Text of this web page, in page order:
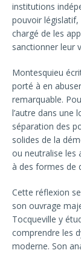
institutions
pouvoir
chargé de les
sanctionner leur
Montesquieu
porté à en
remarquable.
l’autre dans une
séparation des
solides de la
ou neutralise les
à des formes de
Cette réflexion
son ouvrage
Tocqueville y
comprendre les
moderne. Son